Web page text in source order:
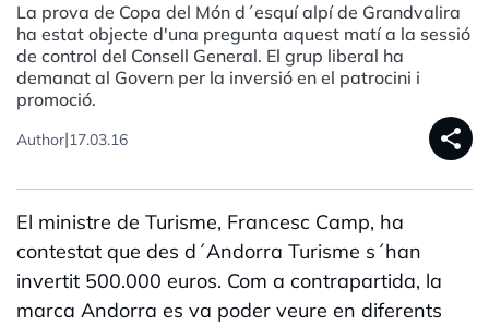
La prova de Copa del Món d´esquí alpí de Grandvalira
ha estat objecte d'una pregunta aquest matí a la sessió
de control del Consell General. El grup liberal ha
demanat al Govern per la inversió en el patrocini i
promoció.
Author|17.03.16 share
El ministre de Turisme, Francesc Camp, ha
contestat que des d´Andorra Turisme s´han
invertit 500.000 euros. Com a contrapartida, la
marca Andorra es va poder veure en diferents